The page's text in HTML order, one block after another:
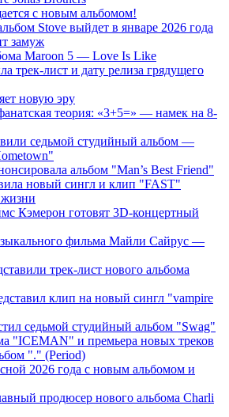
с новым альбомом!
Stove выйдет в январе 2026 года
замуж
Maroon 5 — Love Is Like
трек-лист и дату релиза грядущего
новую эру
теория: «3+5=» — намек на 8-
седьмой студийный альбом —
альбом "Man’s Best Friend"
новый сингл и клип "FAST"
Кэмерон готовят 3D-концертный
фильма Майли Сайрус —
трек-лист нового альбома
клип на новый сингл "vampire
седьмой студийный альбом "Swag"
"ICEMAN" и премьера новых треков
"." (Period)
2026 года с новым альбомом и
продюсер нового альбома Charli